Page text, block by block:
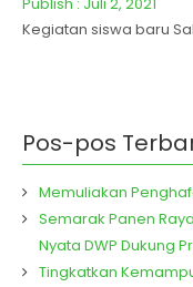
Kegiatan siswa baru
Pos-pos
Memuliakan
Semarak Panen
Nyata DWP Dukung
Tingkatkan